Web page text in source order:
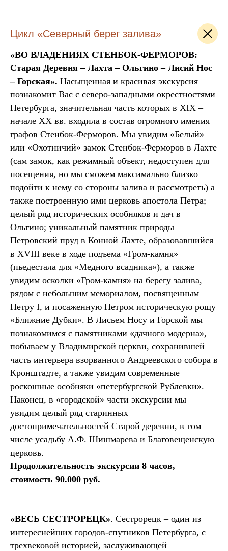
Цикл «Северный берег залива»
«ВО ВЛАДЕНИЯХ СТЕНБОК-ФЕРМОРОВ:
Старая Деревня – Лахта – Ольгино – Лисий Нос
– Горская». Насыщенная и красивая экскурсия
познакомит Вас с северо-западными окрестностями
Петербурга, значительная часть которых в XIX –
начале XX вв. входила в состав огромного имения
графов Стенбок-Ферморов. Мы увидим «Белый»
или «Охотничий» замок Стенбок-Ферморов в Лахте
(сам замок, как режимный объект, недоступен для
посещения, но мы сможем максимально близко
подойти к нему со стороны залива и рассмотреть) а
также построенную ими церковь апостола Петра;
целый ряд исторических особняков и дач в
Ольгино; уникальный памятник природы –
Петровский пруд в Конной Лахте, образовавшийся
в XVIII веке в ходе подъема «Гром-камня»
(пьедестала для «Медного всадника»), а также
увидим осколки «Гром-камня» на берегу залива,
рядом с небольшим мемориалом, посвященным
Петру I, и посаженную Петром историческую рощу
«Ближние Дубки». В Лисьем Носу и Горской мы
познакомимся с памятниками «дачного модерна»,
побываем у Владимирской церкви, сохранившей
часть интерьера взорванного Андреевского собора в
Кронштадте, а также увидим современные
роскошные особняки «петербургской Рублевки».
Наконец, в «городской» части экскурсии мы
увидим целый ряд старинных
достопримечательностей Старой деревни, в том
числе усадьбу А.Ф. Шишмарева и Благовещенскую
церковь.
Продолжительность экскурсии 8 часов,
стоимость 90.000 руб.
«ВЕСЬ СЕСТРОРЕЦК». Сестрорецк – один из
интереснейших городов-спутников Петербурга, с
трехвековой историей, заслуживающей